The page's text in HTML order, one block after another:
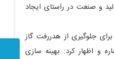
و صنعت در راستای ایجاد
جلوگیری از هدررفت گاز
و اظهار کرد: بهینه سازی